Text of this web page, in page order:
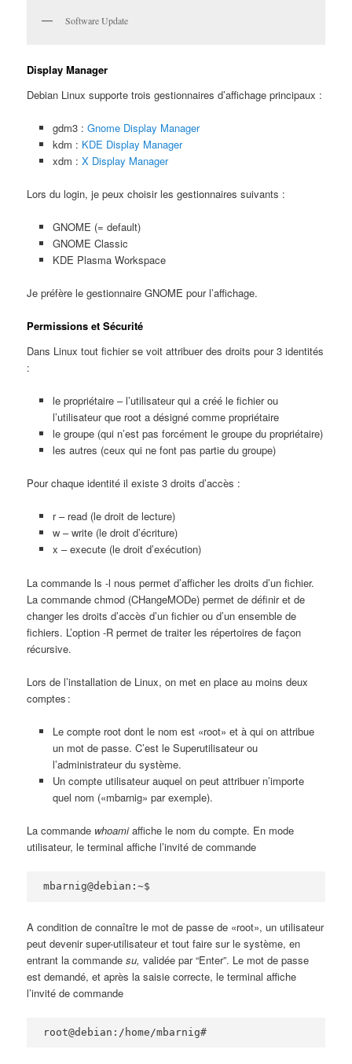
Software Update
Display Manager
Debian Linux supporte trois gestionnaires d’affichage principaux :
gdm3 : Gnome Display Manager
kdm : KDE Display Manager
xdm : X Display Manager
Lors du login, je peux choisir les gestionnaires suivants :
GNOME (= default)
GNOME Classic
KDE Plasma Workspace
Je préfère le gestionnaire GNOME pour l’affichage.
Permissions et Sécurité
Dans Linux tout fichier se voit attribuer des droits pour 3 identités
:
le propriétaire – l’utilisateur qui a créé le fichier ou
l’utilisateur que root a désigné comme propriétaire
le groupe (qui n’est pas forcément le groupe du propriétaire)
les autres (ceux qui ne font pas partie du groupe)
Pour chaque identité il existe 3 droits d’accès :
r – read (le droit de lecture)
w – write (le droit d’écriture)
x – execute (le droit d’exécution)
La commande ls -l nous permet d’afficher les droits d’un fichier.
La commande chmod (CHangeMODe) permet de définir et de
changer les droits d’accès d’un fichier ou d’un ensemble de
fichiers. L’option -R permet de traiter les répertoires de façon
récursive.
Lors de l’installation de Linux, on met en place au moins deux
comptes :
Le compte root dont le nom est «root» et à qui on attribue
un mot de passe. C’est le Superutilisateur ou
l’administrateur du système.
Un compte utilisateur auquel on peut attribuer n’importe
quel nom («mbarnig» par exemple).
La commande whoamiaffiche le nom du compte. En mode
utilisateur, le terminal affiche l’invité de commande
mbarnig@debian:~$
A condition de connaître le mot de passe de «root», un utilisateur
peut devenir super-utilisateur et tout faire sur le système, en
entrant la commandesu, validée par “Enter”. Le mot de passe
est demandé, et après la saisie correcte, le terminal affiche
l’invité de commande
root@debian:/home/mbarnig#